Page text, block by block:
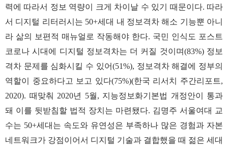
력에 따라서 정보 역량이 크게 차이날 수 있기 때문이다. 따라
서 디지털 리터러시는 50+세대 내 정보격차 해소 기능뿐 아니
라 삶의 보편적 매뉴얼로 작동해야 한다. 국민 인식도 포스트
코로나 시대에 디지털 정보격차는 더 커질 것이며(83%) 정보
격차 문제를 심화시킬 수 있어(51%), 정보격차 해결에 정부의
역할이 중요하다고 보고 있다(75%)(한국 리서치 주간리포트,
2020). 때맞춰 2020년 5월, 지능정보화기본법 개정안이 통과
돼 이를 뒷받침할 법적 장치는 마련됐다. 김명주 서울여대 교
수는 50+세대는 속도와 유연성은 부족하나 많은 경험과 자본
네트워크가 강점이어서 디지털 기술과 결합했을 때 젊은 세대